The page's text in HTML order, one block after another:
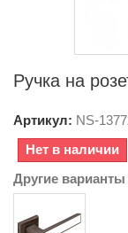
Ручка на
Артикул: NS-
Нет в наличии
Другие варианты